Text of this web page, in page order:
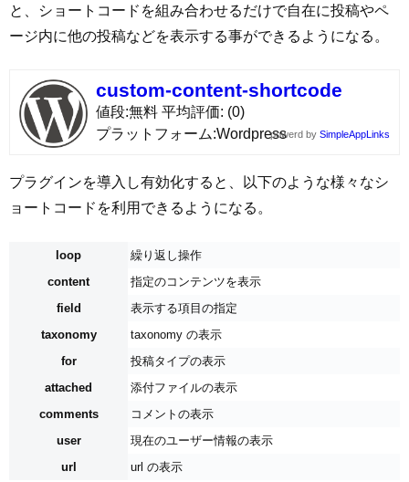
と、ショートコードを組み合わせるだけで自在に投稿やペ
ージ内に他の投稿などを表示する事ができるようになる。
custom-content-shortcode
値段 無料 平均評価 (0)
プラットフォーム Wordpresspowerd by SimpleAppLinks
プラグインを導入し有効化すると、以下のような様々なシ
ョートコードを利用できるようになる。
loop
繰り返し操作
content
指定のコンテンツを表示
field
表示する項目の指定
taxonomy
taxonomy の表示
for
投稿タイプの表示
attached
添付ファイルの表示
comments
コメントの表示
user
現在のユーザー情報の表示
url
url の表示